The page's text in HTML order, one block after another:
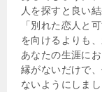
人を探すと良い
「別れた恋人と
を向けるよりも
あなたの生涯に
縁がないだけで
ないようにしまし